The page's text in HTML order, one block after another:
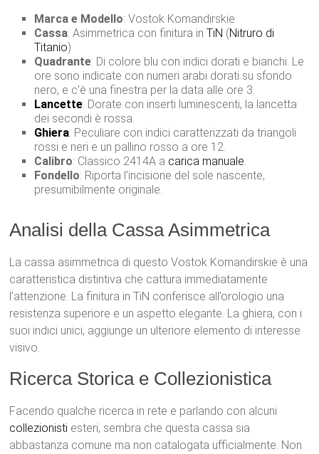
Marca e Modello: Vostok Komandirskie
Cassa: Asimmetrica con finitura inTiN (Nitruro di
Titanio)
Quadrante: Di colore blu con indici dorati e bianchi. Le
ore sono indicate con numeri arabi dorati su sfondo
nero, e c’è una finestra per la data alle ore 3.
Lancette: Dorate con inserti luminescenti, la lancetta
dei secondi è rossa.
Ghiera: Peculiare con indici caratterizzati da triangoli
rossi e neri e un pallino rosso a ore 12.
Calibro: Classico 2414A a carica manuale.
Fondello: Riporta l’incisione del sole nascente,
presumibilmente originale.
Analisi della Cassa Asimmetrica
La cassa asimmetrica di questo Vostok Komandirskie è una
caratteristica distintiva che cattura immediatamente
l’attenzione. La finitura in TiN conferisce all’orologio una
resistenza superiore e un aspetto elegante. La ghiera, con i
suoi indici unici, aggiunge un ulteriore elemento di interesse
visivo.
Ricerca Storica e Collezionistica
Facendo qualche ricerca in rete e parlando con alcuni
collezionisti esteri, sembra che questa cassa sia
abbastanza comune ma non catalogata ufficialmente. Non